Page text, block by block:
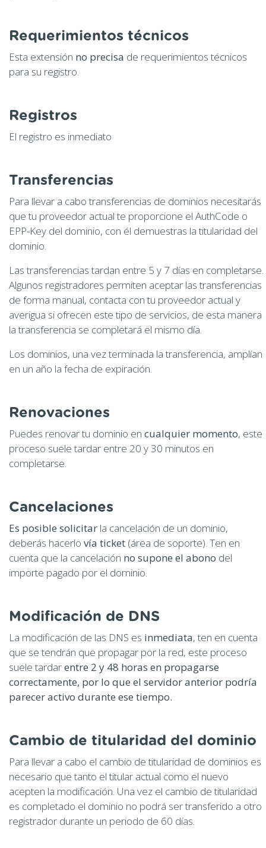
Requerimientos técnicos
Esta extensión no precisa de requerimientos técnicos
para su registro.
Registros
El registro es inmediato
Transferencias
Para llevar a cabo transferencias de dominios necesitarás
que tu proveedor actual te proporcione el AuthCode o
EPP-Key del dominio, con él demuestras la titularidad del
dominio.
Las transferencias tardan entre 5 y 7 días en completarse.
Algunos registradores permiten aceptar las transferencias
de forma manual, contacta con tu proveedor actual y
averigua si ofrecen este tipo de servicios, de esta manera
la transferencia se completará el mismo día.
Los dominios, una vez terminada la transferencia, amplían
en un año la fecha de expiración.
Renovaciones
Puedes renovar tu dominio en cualquier momento, este
proceso suele tardar entre 20 y 30 minutos en
completarse.
Cancelaciones
Es posible solicitar la cancelación de un dominio,
deberás hacerlo vía ticket (área de soporte). Ten en
cuenta que la cancelación no supone el abono del
importe pagado por el dominio.
Modificación de DNS
La modificación de las DNS es inmediata, ten en cuenta
que se tendrán que propagar por la red, este proceso
suele tardarentre 2 y 48 horas en propagarse
correctamente, por lo que el servidor anterior podría
parecer activo durante ese tiempo.
Cambio de titularidad del dominio
Para llevar a cabo el cambio de titularidad de dominios es
necesario que tanto el titular actual como el nuevo
acepten la modificación. Una vez el cambio de titularidad
es completado el dominio no podrá ser transferido a otro
registrador durante un periodo de 60 días.